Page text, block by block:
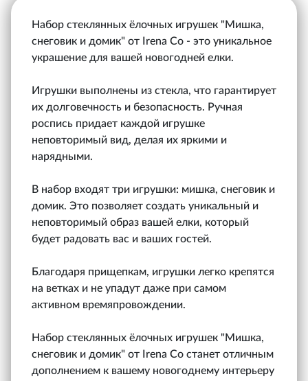
Набор стеклянных ёлочных игрушек "Мишка,
снеговик и домик" от Irena Co - это уникальное
украшение для вашей новогодней елки.
Игрушки выполнены из стекла, что гарантирует
их долговечность и безопасность. Ручная
роспись придает каждой игрушке
неповторимый вид, делая их яркими и
нарядными.
В набор входят три игрушки: мишка, снеговик и
домик. Это позволяет создать уникальный и
неповторимый образ вашей елки, который
будет радовать вас и ваших гостей.
Благодаря прищепкам, игрушки легко крепятся
на ветках и не упадут даже при самом
активном времяпровождении.
Набор стеклянных ёлочных игрушек "Мишка,
снеговик и домик" от Irena Co станет отличным
дополнением к вашему новогоднему интерьеру